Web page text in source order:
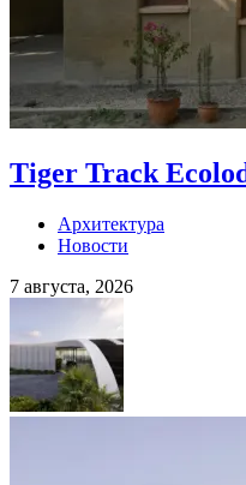
Tiger Track
Архитектура
Новости
7 августа, 2026